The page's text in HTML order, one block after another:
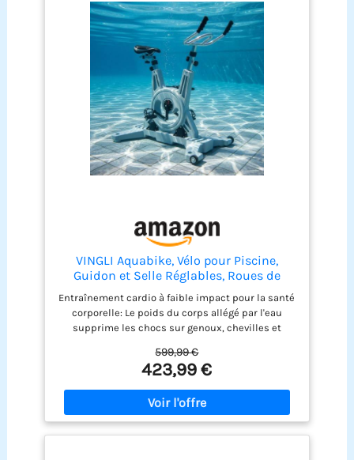
VINGLI Aquabike, Vélo pour Piscine,
Guidon et Selle Réglables, Roues de
Transport, Antidérapant, pour Fitness
Aquatique, Rééducation, Perte de Poids,
en Acier Inoxydable, HDPE, Jusqu'à 150
kg, Gris
Entraînement cardio à faible impact pour la santé
corporelle: Le poids du corps allégé par l'eau
supprime les chocs sur genoux, chevilles et
les seniors, les personnes en surpoids ou
souffrant de douleurs articulaires. La résistance
hydrique naturelle renforce le cœur, améliore
l'endurance cardio, affine la silhouette et muscle
le corps sans la moindre sensation de chaleur
étouffante et de transpiration excessive Multiples
599,99 €
423,99 €